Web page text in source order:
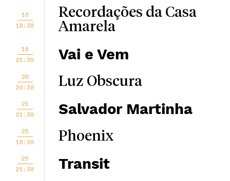
18
18:30
Recordações da Casa
Amarela
18
21:30
Vai e Vem
20
20:30
Luz Obscura
21
21:30
Salvador Martinha
25
18:30
Phoenix
25
21:30
Transit